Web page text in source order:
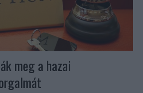
meg a hazai